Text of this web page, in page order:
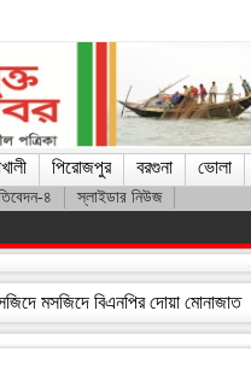
পিরোজপুর বরগুনা ভোলা
৪ স্লাইডার নিউজ
সরকারকে হটানো সম্ভব হয়েছে :
মসজিদে বিএনপির দোয়া মোনাজাত